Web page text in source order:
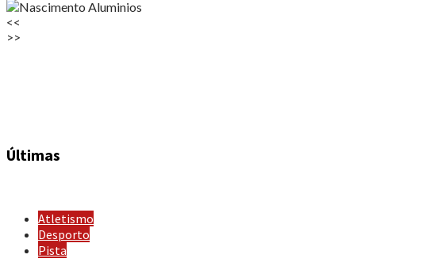
<<
>>
Últimas
Atletismo
Desporto
Pista